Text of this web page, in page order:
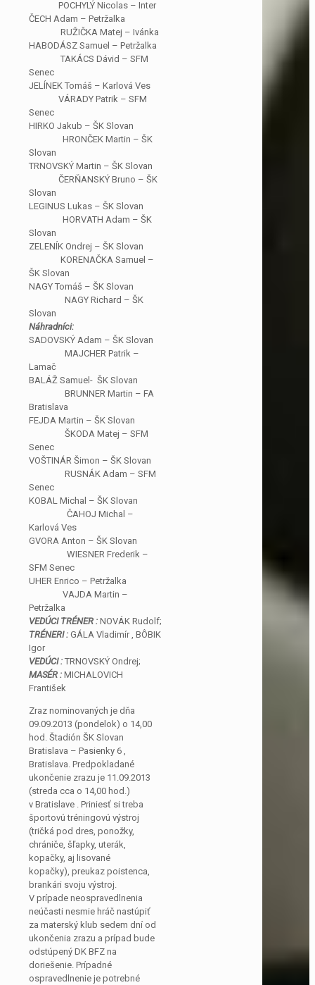
POCHYLÝ Nicolas – Inter
ČECH Adam – Petržalka
RUŽIČKA Matej – Ivánka
HABODÁSZ Samuel – Petržalka
TAKÁCS Dávid – SFM
Senec
JELÍNEK Tomáš – Karlová Ves
VÁRADY Patrik – SFM
Senec
HIRKO Jakub – ŠK Slovan
HRONČEK Martin – ŠK
Slovan
TRNOVSKÝ Martin – ŠK Slovan
ČERŇANSKÝ Bruno – ŠK
Slovan
LEGINUS Lukas – ŠK Slovan
HORVATH Adam – ŠK
Slovan
ZELENÍK Ondrej – ŠK Slovan
KORENAČKA Samuel –
ŠK Slovan
NAGY Tomáš – ŠK Slovan
NAGY Richard – ŠK
Slovan
Náhradníci:
SADOVSKÝ Adam – ŠK Slovan
MAJCHER Patrik –
Lamač
BALÁŽ Samuel- ŠK Slovan
BRUNNER Martin – FA
Bratislava
FEJDA Martin – ŠK Slovan
ŠKODA Matej – SFM
Senec
VOŠTINÁR Šimon – ŠK Slovan
RUSNÁK Adam – SFM
Senec
KOBAL Michal – ŠK Slovan
ČAHOJ Michal –
Karlová Ves
GVORA Anton – ŠK Slovan
WIESNER Frederik –
SFM Senec
UHER Enrico – Petržalka
VAJDA Martin –
Petržalka
VEDÚCI TRÉNER : NOVÁK Rudolf;
TRÉNERI : GÁLA Vladimír , BÔBIK
Igor
VEDÚCI : TRNOVSKÝ Ondrej;
MASÉR : MICHALOVICH
František
Zraz nominovaných je dňa
09.09.2013 (pondelok) o 14,00
hod. Štadión ŠK Slovan
Bratislava – Pasienky 6 ,
Bratislava. Predpokladané
ukončenie zrazu je 11.09.2013
(streda cca o 14,00 hod.)
v Bratislave . Priniesť si treba
športovú tréningovú výstroj
(tričká pod dres, ponožky,
chrániče, šľapky, uterák,
kopačky, aj lisované
kopačky), preukaz poistenca,
brankári svoju výstroj.
V prípade neospravedlnenia
neúčasti nesmie hráč nastúpiť
za materský klub sedem dní od
ukončenia zrazu a prípad bude
odstúpený DK BFZ na
doriešenie. Prípadné
ospravedlnenie je potrebné